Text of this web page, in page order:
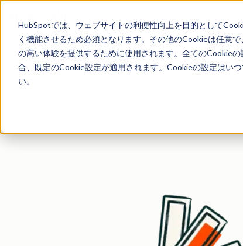
HubSpotでは、ウェブサイトの利便性向上を目的として
く機能させるため必須となります。その他のCookieは任意
の高い体験を提供するために使用されます。全てのCookie
合、既定のCookie設定が適用されます。Cookieの設定はい
い。
ビジネスの立ち上げ
中小企業・スタートアップ・フリーランスが毎日使用す